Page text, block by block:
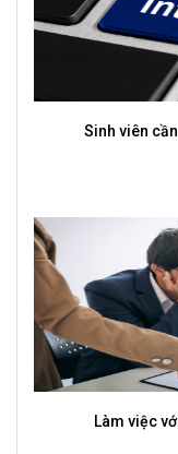
Sinh viên
Làm việc